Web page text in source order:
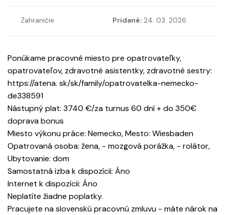
Zahraničie Pridané: 24. 03. 2026
Ponúkame pracovné miesto pre opatrovateľky,
opatrovateľov, zdravotné asistentky, zdravotné sestry:
https://atena. sk/sk/family/opatrovatelka-nemecko-
de338591
Nástupný plat: 3740 €/za turnus 60 dní + do 350€
doprava bonus
Miesto výkonu práce: Nemecko, Mesto: Wiesbaden
Opatrovaná osoba: žena, - mozgová porážka, - rolátor,
Ubytovanie: dom
Samostatná izba k dispozícii: Áno
Internet k dispozícii: Áno
Neplatíte žiadne poplatky.
Pracujete na slovenskú pracovnú zmluvu - máte nárok na